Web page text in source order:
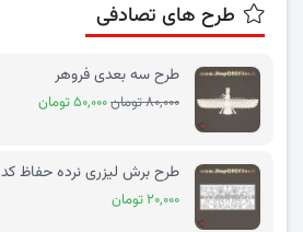
طرح های تصادفی
طرح سه بعدی فروهر
۸۰,۰۰۰ تومان ۵۰,۰۰۰ تومان
طرح برش لیزری نرده حفاظ کد 02
۲۰,۰۰۰ تومان